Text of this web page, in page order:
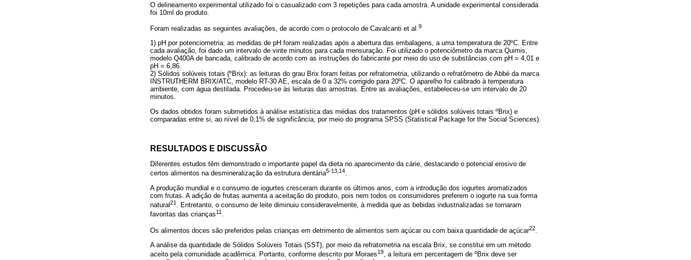
O delineamento experimental utilizado foi o casualizado com 3 repetições para cada amostra. A unidade experimental considerada
foi 10ml do produto.
Foram realizadas as seguintes avaliações, de acordo com o protocolo de Cavalcanti et al.9
1) pH por potenciometria: as medidas de pH foram realizadas após a abertura das embalagens, a uma temperatura de 20ºC. Entre
cada avaliação, foi dado um intervalo de vinte minutos para cada mensuração. Foi utilizado o potenciômetro da marca Quimis,
modelo Q400A de bancada, calibrado de acordo com as instruções do fabricante por meio do uso de substâncias com pH = 4,01 e
pH = 6,86.
2) Sólidos solúveis totais (ºBrix): as leituras do grau Brix foram feitas por refratometria, utilizando o refratômetro de Abbé da marca
INSTRUTHERM BRIX/ATC, modelo RT-30 AE, escala de 0 a 32% corrigido para 20ºC. O aparelho foi calibrado à temperatura
ambiente, com água destilada. Procedeu-se às leituras das amostras. Entre as avaliações, estabeleceu-se um intervalo de 20
minutos.
Os dados obtidos foram submetidos à análise estatística das médias dos tratamentos (pH e sólidos solúveis totais ºBrix) e
comparadas entre si, ao nível de 0,1% de significância, por meio do programa SPSS (Statistical Package for the Social Sciences).
RESULTADOS E DISCUSSÃO
Diferentes estudos têm demonstrado o importante papel da dieta no aparecimento da cárie, destacando o potencial erosivo de
certos alimentos na desmineralização da estrutura dentária5-13,14.
A produção mundial e o consumo de iogurtes cresceram durante os últimos anos, com a introdução dos iogurtes aromatizados
com frutas. A adição de frutas aumenta a aceitação do produto, pois nem todos os consumidores preferem o iogurte na sua forma
natural 21
. Entretanto, o consumo de leite diminuiu consideravelmente, à medida que as bebidas industrializadas se tornaram
favoritas das crianças11 .
Os alimentos doces são preferidos pelas crianças em detrimento de alimentos sem açúcar ou com baixa quantidade de açúcar22
A análise da quantidade de Sólidos Solúveis Totais (SST), por meio da refratometria na escala Brix, se constitui em um método
aceito pela comunidade acadêmica. Portanto, conforme descrito por Moraes19, a leitura em percentagem de ºBrix deve ser